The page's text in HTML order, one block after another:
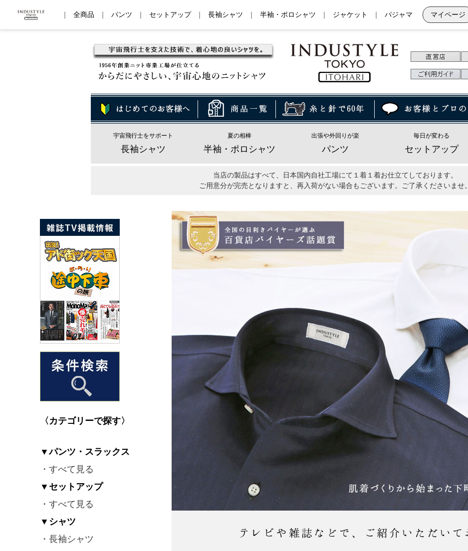
宇宙飛行士をサポート
長袖シャツ
夏の相棒
半袖・ポロシャツ
出張や外回りが楽
パンツ
毎日が変わる
セットアップ
当店の製品はすべて、日本国内自社工場にて１着１着お仕立てしております。
ご用意分が完売となりますと、再入荷がない場合もございます。ご了承くださいませ。
｜ 全商品 ｜ パンツ ｜ セットアップ ｜ 長袖シャツ ｜ 半袖・ポロシャツ ｜ ジャケット ｜ パジャマ マイページ
〈カテゴリーで探す〉
▼パンツ・スラックス
・すべて見る
▼セットアップ
・すべて見る
▼シャツ
・長袖シャツ